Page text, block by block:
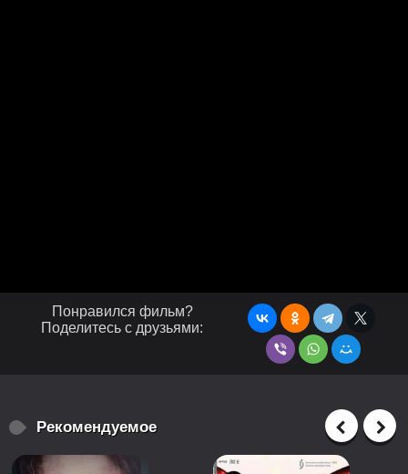
Понравился фильм?
Поделитесь с друзьями:
Рекомендуемое